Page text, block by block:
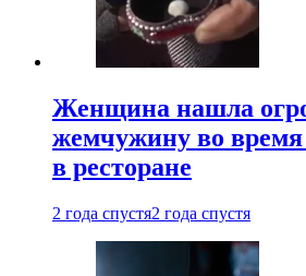
Женщина нашла
жемчужину во время
в ресторане
2 года спустя2 года спустя